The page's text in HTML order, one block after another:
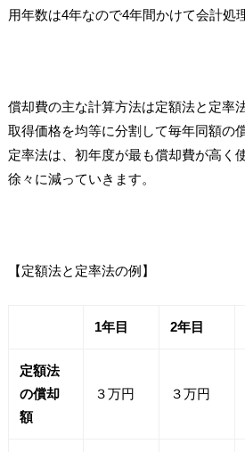
用年数は4年なので4年間かけて会計処
償却費の主な計算方法は定額法と定率
取得価格を均等に分割して毎年同額の
定率法は、初年度が最も償却費が高く
徐々に減っていきます。
【定額法と定率法の例】
1年目 2年目
定額法
の償却
額
３万円 ３万円